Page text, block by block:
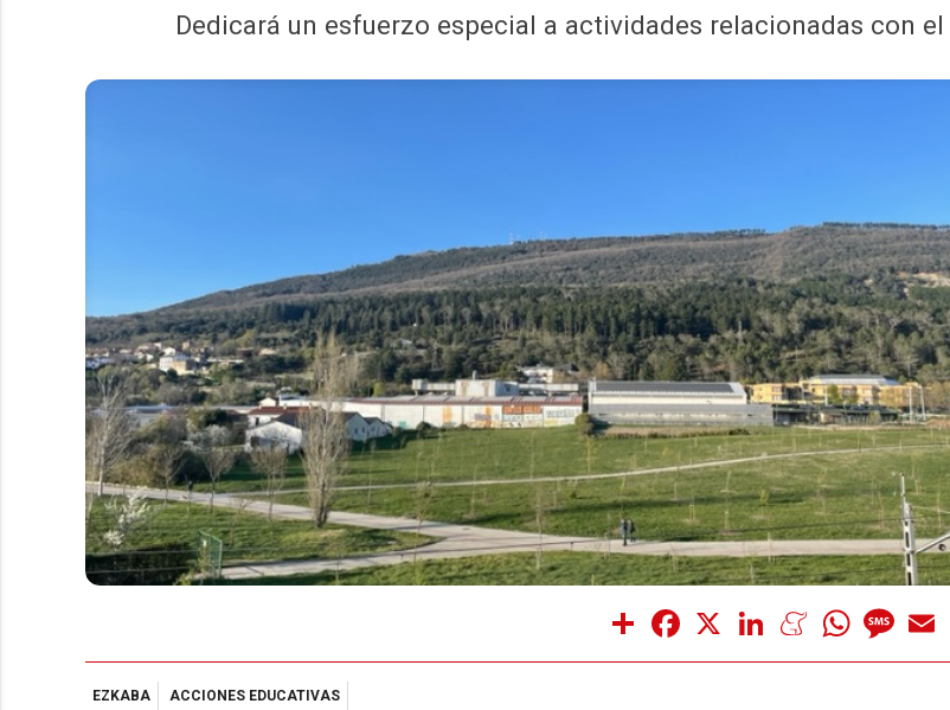
Dedicará un esfuerzo especial a actividades relacionadas con
Share Facebook LinkedInMeneameWhatsApp
EZKABA ACCIONES EDUCATIVAS